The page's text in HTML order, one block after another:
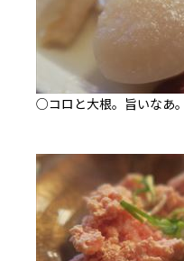
○コロと大根。旨いなあ。